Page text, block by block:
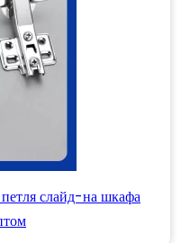
слайд-на шкафа